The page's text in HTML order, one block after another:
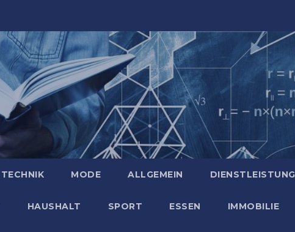
TECHNIK MODE ALLGEMEIN DIENSTLEISTUNG
HAUSHALT SPORT ESSEN IMMOBILIE